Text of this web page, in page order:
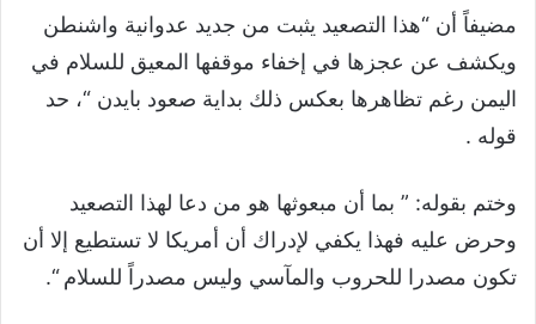
مضيفاً أن “هذا التصعيد يثبت من جديد عدوانية واشنطن
ويكشف عن عجزها في إخفاء موقفها المعيق للسلام في
اليمن رغم تظاهرها بعكس ذلك بداية صعود بايدن “، حد
قوله .
وختم بقوله: ” بما أن مبعوثها هو من دعا لهذا التصعيد
وحرض عليه فهذا يكفي لإدراك أن أمريكا لا تستطيع إلا أن
تكون مصدرا للحروب والمآسي وليس مصدراً للسلام “.